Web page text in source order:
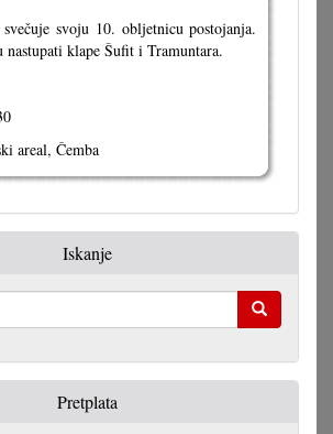
svečuje svoju 10. obljetnicu postojanja.
nastupati klape Šufit i Tramuntara.
areal, Čemba
Iskanje
Pretplata